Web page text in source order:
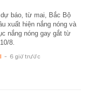
báo, từ mai, Bắc Bộ
xuất hiện nắng nóng và
nắng nóng gay gắt từ
8.
- 6 giờ trước